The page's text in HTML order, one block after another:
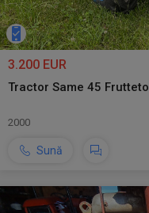
3.200 EUR
Tractor Same 45 Frutteto
2000
Sună